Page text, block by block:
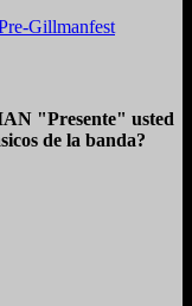
Gillmanfest
"Presente" usted
de la banda?